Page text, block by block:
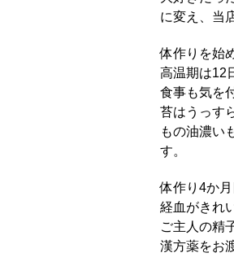
に変え、当
体作りを始
高温期は12
食事も気を
苔はうっす
もの油濃い
す。
体作り4か
経血がきれ
ご主人の精
漢方薬をお